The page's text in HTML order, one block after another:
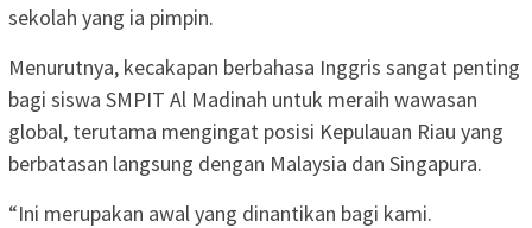
sekolah yang ia pimpin.
Menurutnya, kecakapan berbahasa Inggris sangat penting
bagi siswa SMPIT Al Madinah untuk meraih wawasan
global, terutama mengingat posisi Kepulauan Riau yang
berbatasan langsung dengan Malaysia dan Singapura.
“Ini merupakan awal yang dinantikan bagi kami.